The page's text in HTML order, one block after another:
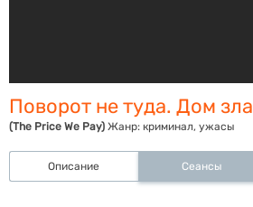
Поворот не туда. Дом зла
(The Price We Pay) Жанр: криминал, ужасы
Описание Сеансы